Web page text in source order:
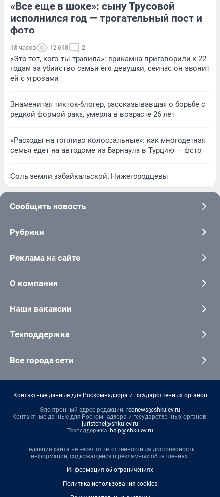
«Все еще в шоке»: сыну Трусовой
исполнился год — трогательный пост и
фото
18 часов 12 618 2
«Это тот, кого ты травила»: прикамца приговорили к 22
годам за убийство семьи его девушки, сейчас он звонит
ей с угрозами
Знаменитая тикток-блогер, рассказывавшая о борьбе с
редкой формой рака, умерла в возрасте 26 лет
«Расходы на топливо колоссальные»: как многодетная
семья едет на автодоме из Барнаула в Турцию — фото
Соль земли забайкальской. Нижегородцевы
Сообщить новость
Рубрики
Реклама на сайте
О компании
Наши вакансии
Техподдержка
Все города сети
Контактные данные для Роскомнадзора и государственных органов
Электронный адрес редакции: rednews@shkulev.ru
Контактные данные для Роскомнадзора и государственных органов:
juristchel@shkulev.ru
Техподдержка: help@shkulev.ru
Редакция сайта не несет ответственности за достоверность
информации, содержащейся в рекламных объявлениях.
Информация об ограничениях
Политика использования cookies